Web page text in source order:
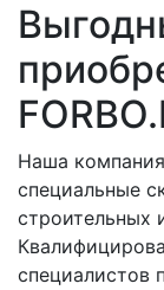
Наша
специальные
строительных
специалистов